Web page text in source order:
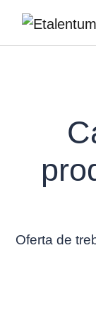
Oferta de